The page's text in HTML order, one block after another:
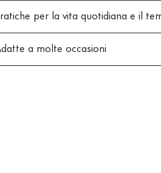
per la vita quotidiana e il
a molte occasioni